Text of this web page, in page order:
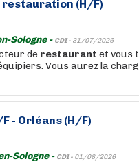
restauration (H/F)
Sologne - CDI - 31/07/2026
de restaurant et vous
Vous aurez la
- Orléans (H/F)
Sologne - CDI - 01/08/2026